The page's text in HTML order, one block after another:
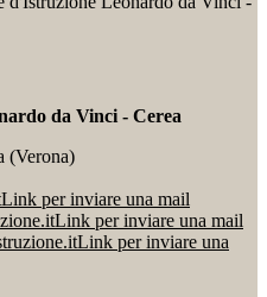
da Vinci - Cerea
(Verona)
Link per inviare una mail
Link per inviare una mail
Link per inviare una